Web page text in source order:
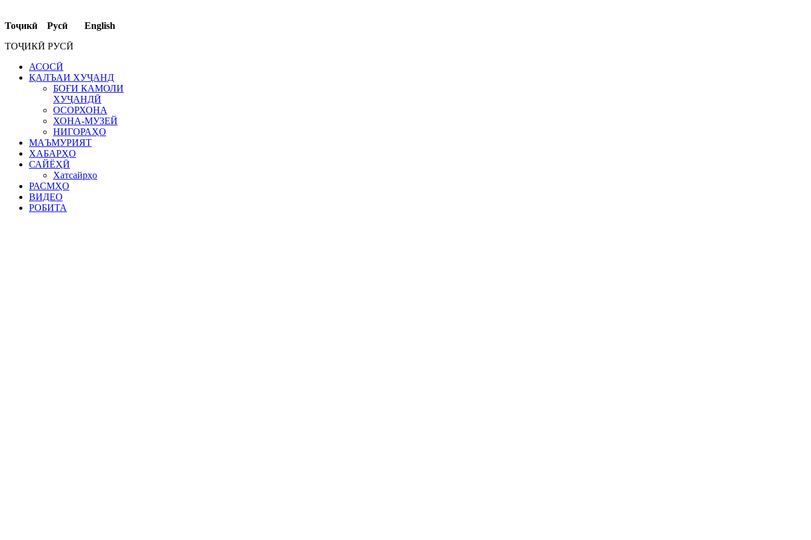
Тоҷикӣ Русӣ English
ТОҶИКӢ РУСӢ
АСОСӢ
ҚАЛЪАИ ХУҶАНД
БОҒИ КАМОЛИ
ХУҶАНДӢ
ОСОРХОНА
ХОНА-МУЗЕЙ
НИГОРАҲО
МАЪМУРИЯТ
ХАБАРҲО
САЙЁҲӢ
Хатсайрҳо
РАСМҲО
ВИДЕО
РОБИТА